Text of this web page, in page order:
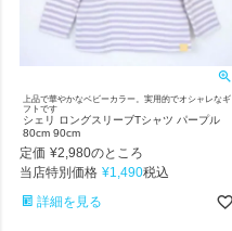
上品で華やかなベビーカラー。実用的でオシャレなギ
フトです
シェリ ロングスリーブTシャツ パープル
80cm 90cm
定価 ¥2,980のところ
当店特別価格 ¥1,490税込
詳細を見る